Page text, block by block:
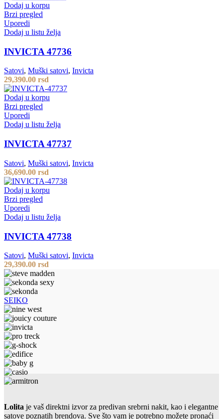
Dodaj u korpu
Brzi pregled
Uporedi
Dodaj u listu želja
INVICTA 47736
Satovi, Muški satovi, Invicta
29,390.00 rsd
Dodaj u korpu
Brzi pregled
Uporedi
Dodaj u listu želja
INVICTA 47737
Satovi, Muški satovi, Invicta
36,690.00 rsd
Dodaj u korpu
Brzi pregled
Uporedi
Dodaj u listu želja
INVICTA 47738
Satovi, Muški satovi, Invicta
29,390.00 rsd
SEIKO
Lolita je vaš direktni izvor za predivan srebrni nakit, kao i elegantne
satove poznatih brendova. Sve što vam je potrebno možete pronaći